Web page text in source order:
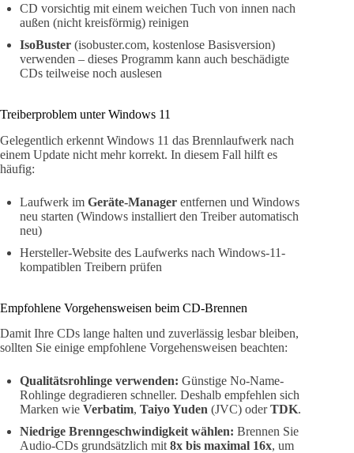
CD vorsichtig mit einem weichen Tuch von innen nach
außen (nicht kreisförmig) reinigen
IsoBuster (isobuster.com, kostenlose Basisversion)
verwenden – dieses Programm kann auch beschädigte
CDs teilweise noch auslesen
Treiberproblem unter Windows 11
Gelegentlich erkennt Windows 11 das Brennlaufwerk nach
einem Update nicht mehr korrekt. In diesem Fall hilft es
häufig:
Laufwerk im Geräte-Manager entfernen und Windows
neu starten (Windows installiert den Treiber automatisch
neu)
Hersteller-Website des Laufwerks nach Windows-11-
kompatiblen Treibern prüfen
Empfohlene Vorgehensweisen beim CD-Brennen
Damit Ihre CDs lange halten und zuverlässig lesbar bleiben,
sollten Sie einige empfohlene Vorgehensweisen beachten:
Qualitätsrohlinge verwenden: Günstige No-Name-
Rohlinge degradieren schneller. Deshalb empfehlen sich
Marken wie Verbatim, Taiyo Yuden (JVC) oderTDK.
Niedrige Brenngeschwindigkeit wählen: Brennen Sie
Audio-CDs grundsätzlich mit8x bis maximal 16x, um